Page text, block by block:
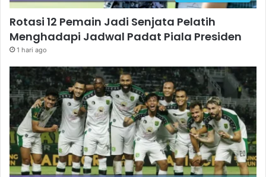
Rotasi 12 Pemain Jadi Senjata Pelatih
Menghadapi Jadwal Padat Piala Presiden
1 hari ago